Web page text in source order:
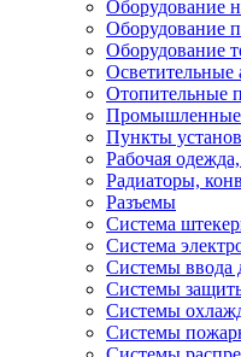
Оборудование
Оборудование
Оборудование
Осветительные
Отопительные
Промышленные
Пункты
Рабочая
Радиаторы,
Разъемы
Система
Система
Системы ввода
Системы
Системы
Системы